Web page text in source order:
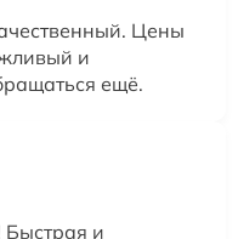
Цены
и
ещё.
и